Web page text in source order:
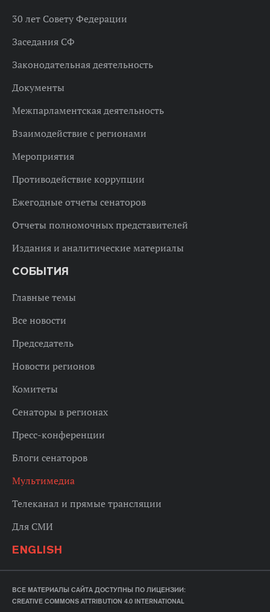
30 лет Совету Федерации
Заседания СФ
Законодательная деятельность
Документы
Межпарламентская деятельность
Взаимодействие с регионами
Мероприятия
Противодействие коррупции
Ежегодные отчеты сенаторов
Отчеты полномочных представителей
Издания и аналитические материалы
СОБЫТИЯ
Главные темы
Все новости
Председатель
Новости регионов
Комитеты
Сенаторы в регионах
Пресс-конференции
Блоги сенаторов
Мультимедиа
Телеканал и прямые трансляции
Для СМИ
ENGLISH
ВСЕ МАТЕРИАЛЫ САЙТА ДОСТУПНЫ ПО ЛИЦЕНЗИИ:
CREATIVE COMMONS ATTRIBUTION 4.0 INTERNATIONAL